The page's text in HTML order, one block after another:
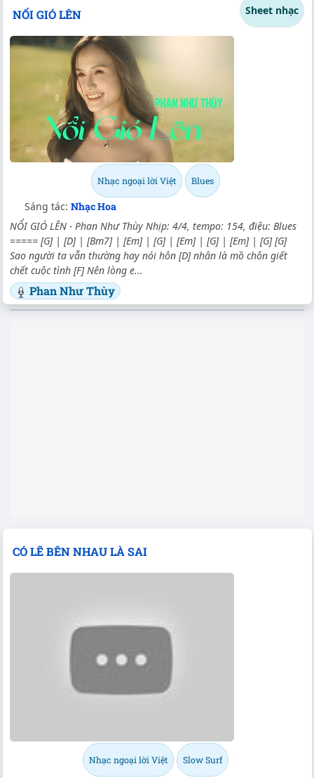
NỔI GIÓ LÊN Sheet nhạc
Nhạc ngoại lời Việt Blues
Sáng tác: Nhạc Hoa
NỔI GIÓ LÊN - Phan Như Thùy Nhịp: 4/4, tempo: 154, điệu: Blues
===== [G] | [D] | [Bm7] | [Em] | [G] | [Em] | [G] | [Em] | [G] [G]
Sao người ta vẫn thường hay nói hôn [D] nhân là mồ chôn giết
chết cuộc tình [F] Nên lòng e...
Phan Như Thùy
CÓ LẼ BÊN NHAU LÀ SAI
Nhạc ngoại lời Việt Slow Surf